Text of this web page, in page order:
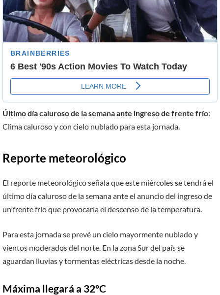
Último día caluroso de la semana ante ingreso de frente frío:
Clima caluroso y con cielo nublado para esta jornada.
Reporte meteorológico
El reporte meteorológico señala que este miércoles se tendrá el
último día caluroso de la semana ante el anuncio del ingreso de
un frente frío que provocaría el descenso de la temperatura.
Para esta jornada se prevé un cielo mayormente nublado y
vientos moderados del norte. En la zona Sur del país se
aguardan lluvias y tormentas eléctricas desde la noche.
Máxima llegará a 32ºC